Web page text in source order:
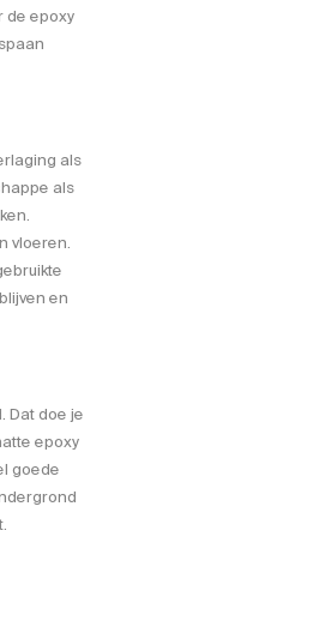
de epoxy
als
als
vloeren.
en
Dat doe je
epoxy
goede